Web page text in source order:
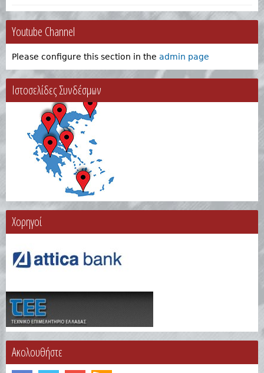
Youtube Channel
Please configure this section in the admin page
Ιστοσελίδες Συνδέσμων
Χορηγοί
Ακολουθήστε